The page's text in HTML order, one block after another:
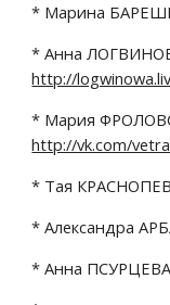
* Марина
http://
http://vk.com/
* Тая
* Александра
* Анна